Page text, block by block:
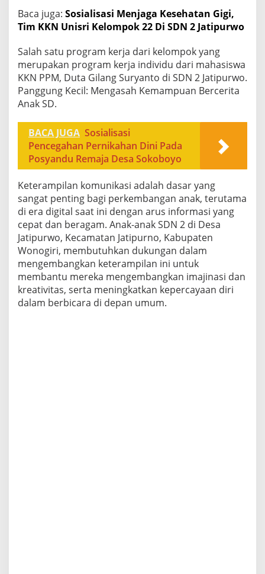
Baca juga: Sosialisasi Menjaga Kesehatan Gigi,
Tim KKN Unisri Kelompok 22 Di SDN 2 Jatipurwo
Salah satu program kerja dari kelompok yang
merupakan program kerja individu dari mahasiswa
KKN PPM, Duta Gilang Suryanto di SDN 2 Jatipurwo.
Panggung Kecil: Mengasah Kemampuan Bercerita
Anak SD.
BACA JUGA Sosialisasi
Pencegahan Pernikahan Dini Pada
Posyandu Remaja Desa Sokoboyo
Keterampilan komunikasi adalah dasar yang
sangat penting bagi perkembangan anak, terutama
di era digital saat ini dengan arus informasi yang
cepat dan beragam. Anak-anak SDN 2 di Desa
Jatipurwo, Kecamatan Jatipurno, Kabupaten
Wonogiri, membutuhkan dukungan dalam
mengembangkan keterampilan ini untuk
membantu mereka mengembangkan imajinasi dan
kreativitas, serta meningkatkan kepercayaan diri
dalam berbicara di depan umum.